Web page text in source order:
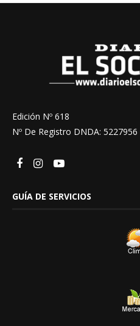
Edición Nº 618
Nº De Registro DNDA: 5227956
GUÍA DE SERVICIOS